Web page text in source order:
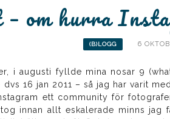
– om hurra
(B)LOGG 6
i augusti fyllde mina nosar 9
16 jan 2011 – så jag har varit
ett community för
innan allt eskalerade minns